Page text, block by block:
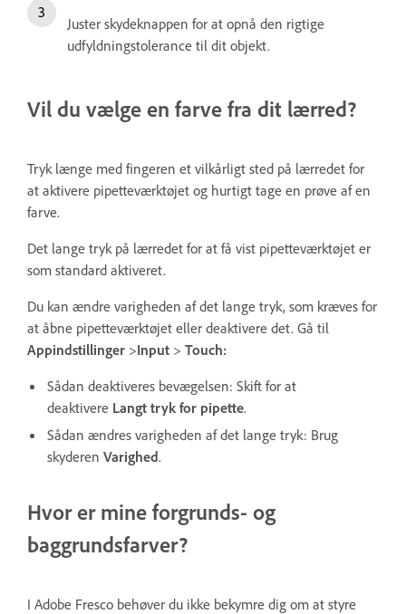
Juster skydeknappen for at opnå den rigtige
udfyldningstolerance til dit objekt.
Vil du vælge en farve fra dit lærred?
Tryk længe med fingeren et vilkårligt sted på lærredet for
at aktivere pipetteværktøjet og hurtigt tage en prøve af en
farve.
Det lange tryk på lærredet for at få vist pipetteværktøjet er
som standard aktiveret.
Du kan ændre varigheden af det lange tryk, som kræves for
at åbne pipetteværktøjet eller deaktivere det. Gå til
Appindstillinger >Input > Touch:
Sådan deaktiveres bevægelsen: Skift for at
deaktivere Langt tryk for pipette.
Sådan ændres varigheden af det lange tryk: Brug
skyderen Varighed.
Hvor er mine forgrunds- og
baggrundsfarver?
I Adobe Fresco behøver du ikke bekymre dig om at styre